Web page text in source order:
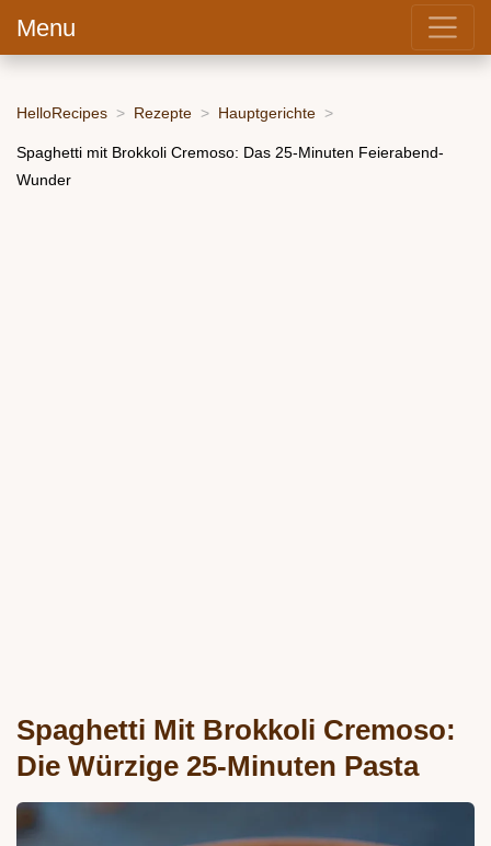
Menu
HelloRecipes Rezepte Hauptgerichte
Spaghetti mit Brokkoli Cremoso: Das 25-Minuten Feierabend-
Wunder
Spaghetti Mit Brokkoli Cremoso:
Die Würzige 25-Minuten Pasta